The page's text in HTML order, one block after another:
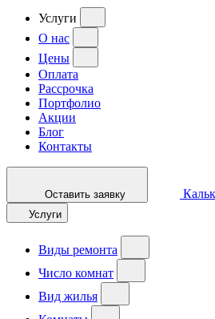
Услуги
О нас
Цены
Оплата
Рассрочка
Портфолио
Акции
Блог
Контакты
Оставить заявку
Услуги
Виды ремонта
Число комнат
Вид жилья